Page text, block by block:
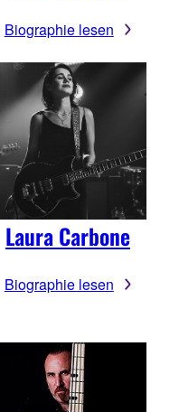
Biographie lesen
Laura Carbone
Biographie lesen